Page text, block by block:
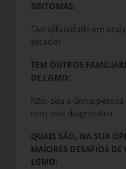
SINTOMAS:
Tive dificuldade em
escadas
TEM OUTROS
DE LGMD:
Não, sou a única
com este diagnóstico
QUAIS SÃO, NA SUA
MAIORES DESAFIOS DE
LGMD: